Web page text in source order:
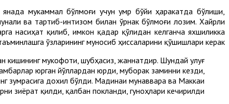
мукаммал бўлмоғи учун умр бўйи ҳаракатда бўлиши,
ва тартиб-интизом билан ўрнак бўлмоғи лозим. Хайрли
насиҳат қилиб, имкон қадар қўлидан келганча яхшиликка
ўзларининг муносиб ҳиссаларини қўшишлари керак.
кишининг мукофоти, шубҳасиз, жаннатдир. Шундай улуғ
юрган йўллардан юрди, муборак заминни кезди,
зумрасига дохил бўлди. Мадинаи мунаввара ва Маккаи
зиёрат қилди, қалбан покланди, гуноҳлари кечирилди.